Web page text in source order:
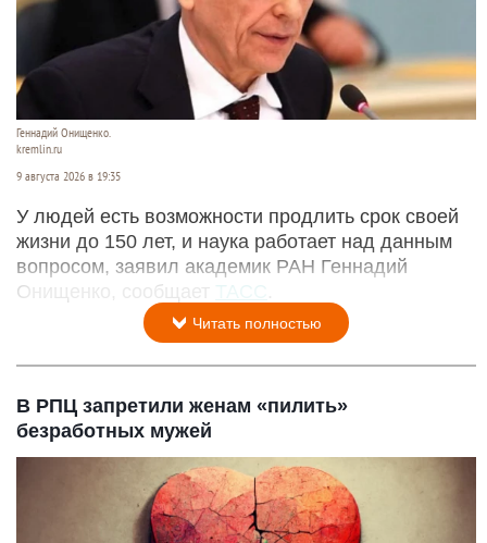
Геннадий Онищенко.
kremlin.ru
9 августа 2026 в 19:35
У людей есть возможности продлить срок своей
жизни до 150 лет, и наука работает над данным
вопросом, заявил академик РАН Геннадий
Онищенко, сообщает ТАСС
Читать полностью
В РПЦ запретили женам «пилить»
безработных мужей